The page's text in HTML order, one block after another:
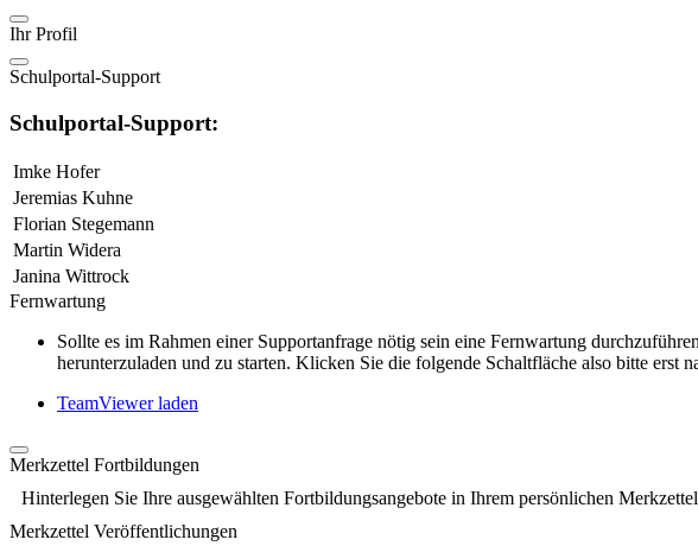
Ihr Profil
Schulportal-Support
Schulportal-Support:
Imke Hofer
Jeremias Kuhne
Florian Stegemann
Martin Widera
Janina Wittrock
Fernwartung
Sollte es im Rahmen einer Supportanfrage nötig sein eine Fernwartung
herunterzuladen und zu starten. Klicken Sie die folgende Schaltfläche also bitte erst
TeamViewer laden
Merkzettel Fortbildungen
Hinterlegen Sie Ihre ausgewählten Fortbildungsangebote in Ihrem persönlichen
Merkzettel Veröffentlichungen